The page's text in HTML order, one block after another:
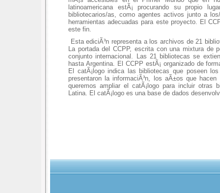
latinoamericana estÃ¡ procurando su propio
bibliotecarios/as, como agentes activos junto a
herramientas adecuadas para este proyecto. El
este fin.
Esta ediciÃ³n representa a los archivos de 21
La portada del CCPP, escrita con una mixtura de
conjunto internacional. Las 21 bibliotecas se
hasta Argentina. El CCPP estÃ¡ organizado de
El catÃ¡logo indica las bibliotecas que poseen
presentaron la informaciÃ³n, los aÃ±os que
queremos ampliar el catÃ¡logo para incluir otras
Latina. El catÃ¡logo es una base de dados